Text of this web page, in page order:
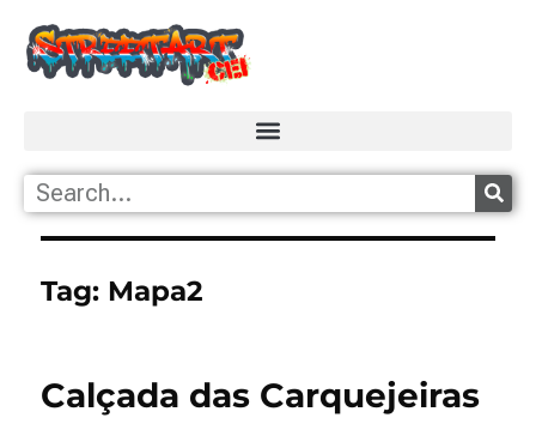
Tag: Mapa2
Calçada das Carquejeiras